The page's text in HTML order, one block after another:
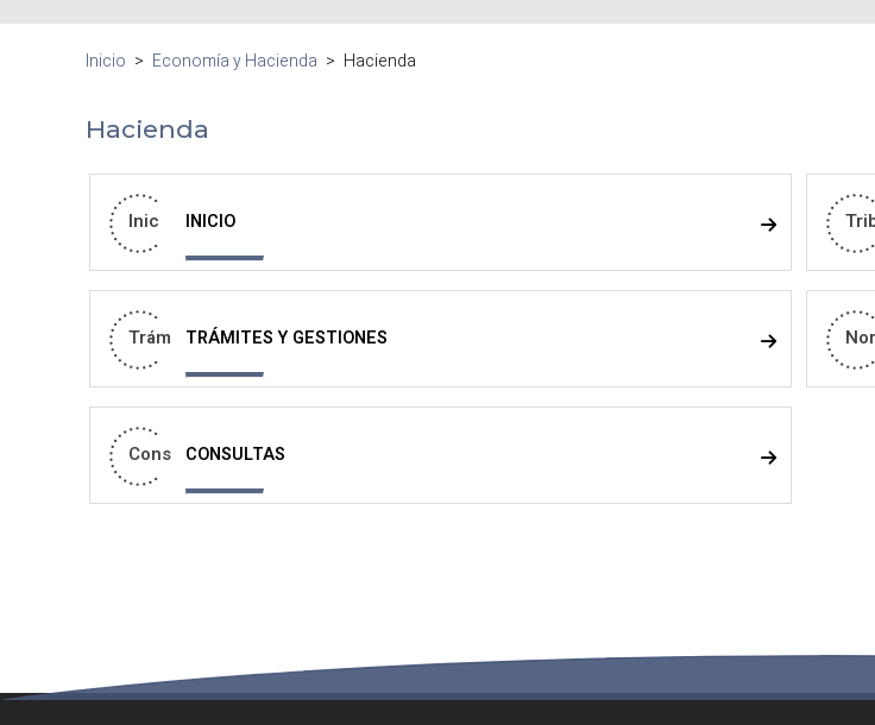
Inicio Economía y Hacienda Hacienda
Hacienda
Inic INICIO
Trám TRÁMITES Y GESTIONES
Cons CONSULTAS